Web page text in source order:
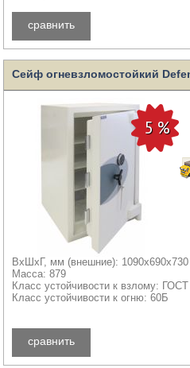
сравнить
Сейф огневзломостойкий
ВхШхГ, мм (внешние): 1090x690x730
Масса: 879
Класс устойчивости к взлому:
Класс устойчивости к огню: 60Б
сравнить